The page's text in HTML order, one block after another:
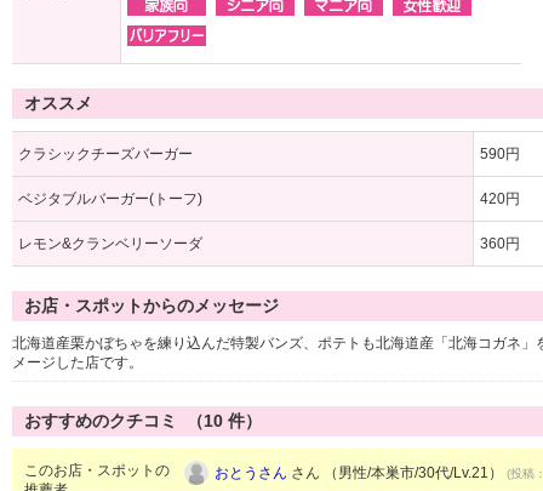
オススメ
クラシックチーズバーガー 590円
ベジタブルバーガー(トーフ) 420円
レモン&クランベリーソーダ 360円
お店・スポットからのメッセージ
北海道産栗かぼちゃを練り込んだ特製バンズ、ポテトも北海道産「北海コガネ
メージした店です。
おすすめのクチコミ （10 件）
このお店・スポットの
おとうさん さん （男性/本巣市/30代/Lv.21） (投稿